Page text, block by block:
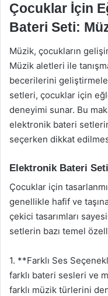
Çocuklar İçin
Bateri Seti:
Müzik, çocukların
Müzik aletleri ile
becerilerini
setleri, çocuklar için
deneyimi sunar. Bu
elektronik bateri
seçerken dikkat
Elektronik Bateri
Çocuklar için
genellikle hafif ve
çekici tasarımları
setlerin bazı temel
1. **Farklı Ses
farklı bateri sesleri ve
farklı müzik türlerini